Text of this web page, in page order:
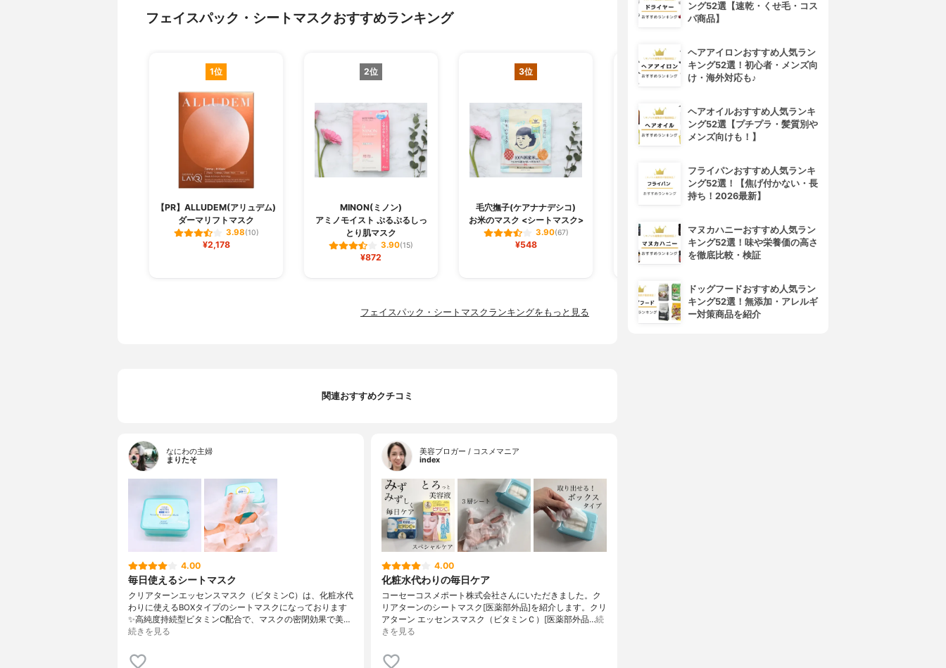
フェイスパック・シートマスクおすすめランキング
1位
【PR】ALLUDEM(アリュデム)
ダーマリフトマスク
3.98(10)
¥2,178
2位
MINON(ミノン)
アミノモイスト ぷるぷるしっ
とり肌マスク
3.90(15)
¥872
3位
毛穴撫子(ケアナナデシコ)
お米のマスク <シートマスク>
3.90(67)
¥548
4位
3.90(1)
¥426
フェイスパック・シートマスクランキングをもっと見る
関連おすすめクチコミ
なにわの主婦
まりたそ
4.00
毎日使えるシートマスク
クリアターンエッセンスマスク（ビタミンC）は、化粧水代
わりに使えるBOXタイプのシートマスクになっております
✨高純度持続型ビタミンC配合で、マスクの密閉効果で美…
続きを見る
美容ブロガー / コスメマニア
index
4.00
化粧水代わりの毎日ケア
コーセーコスメポート株式会社さんにいただきました。ク
リアターンのシートマスク[医薬部外品]を紹介します。クリ
アターン エッセンスマスク（ビタミンＣ）[医薬部外品…続
きを見る
ング52選【速乾・くせ毛・コス
パ商品】
ヘアアイロンおすすめ人気ラン
キング52選！初心者・メンズ向
け・海外対応も♪
ヘアオイルおすすめ人気ランキ
ング52選【プチプラ・髪質別や
メンズ向けも！】
フライパンおすすめ人気ランキ
ング52選！【焦げ付かない・長
持ち！2026最新】
マヌカハニーおすすめ人気ラン
キング52選！味や栄養価の高さ
を徹底比較・検証
ドッグフードおすすめ人気ラン
キング52選！無添加・アレルギ
ー対策商品を紹介